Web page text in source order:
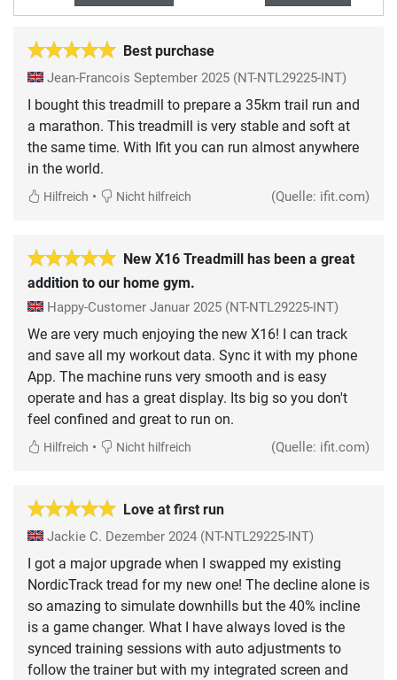
Best purchase
Jean-Francois September 2025 (NT-NTL29225-INT)
I bought this treadmill to prepare a 35km trail run and
a marathon. This treadmill is very stable and soft at
the same time. With Ifit you can run almost anywhere
in the world.
Hilfreich • Nicht hilfreich (Quelle: ifit.com)
New X16 Treadmill has been a great
addition to our home gym.
Happy-Customer Januar 2025 (NT-NTL29225-INT)
We are very much enjoying the new X16! I can track
and save all my workout data. Sync it with my phone
App. The machine runs very smooth and is easy
operate and has a great display. Its big so you don't
feel confined and great to run on.
Hilfreich • Nicht hilfreich (Quelle: ifit.com)
Love at first run
Jackie C. Dezember 2024 (NT-NTL29225-INT)
I got a major upgrade when I swapped my existing
NordicTrack tread for my new one! The decline alone is
so amazing to simulate downhills but the 40% incline
is a game changer. What I have always loved is the
synced training sessions with auto adjustments to
follow the trainer but with my integrated screen and